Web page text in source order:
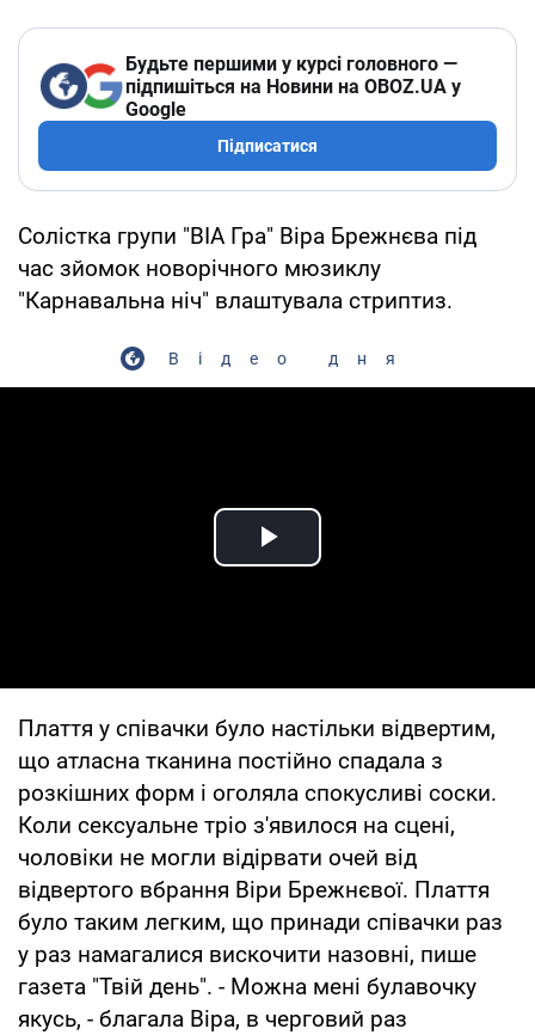
Будьте першими у курсі головного —
підпишіться на Новини на OBOZ.UA у
Google
Підписатися
Солістка групи "ВІА Гра" Віра Брежнєва під
час зйомок новорічного мюзиклу
"Карнавальна ніч" влаштувала стриптиз.
Відео дня
Play Video
Плаття у співачки було настільки відвертим,
що атласна тканина постійно спадала з
розкішних форм і оголяла спокусливі соски.
Коли сексуальне тріо з'явилося на сцені,
чоловіки не могли відірвати очей від
відвертого вбрання Віри Брежнєвої. Плаття
було таким легким, що принади співачки раз
у раз намагалися вискочити назовні, пише
газета "Твій день". - Можна мені булавочку
якусь, - благала Віра, в черговий раз